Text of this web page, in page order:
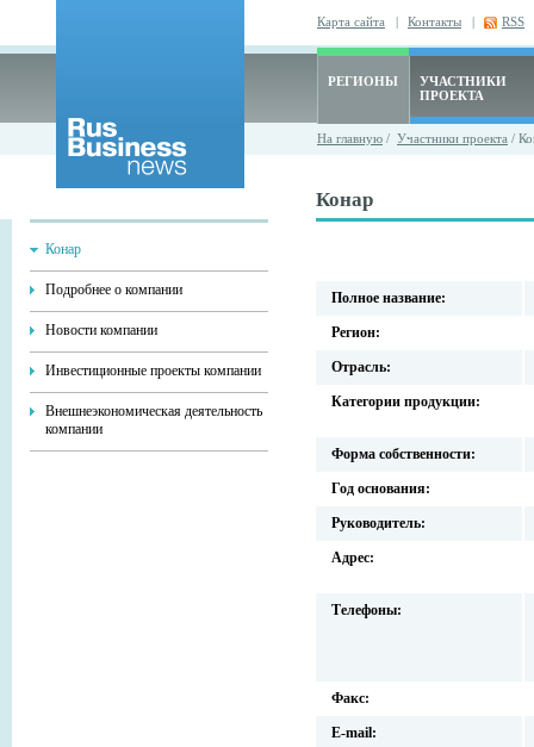
Карта сайта | Контакты | RSS
РЕГИОНЫ
УЧАСТНИКИ
ПРОЕКТА
На главную / Участники проекта /
Конар
Подробнее о компании
Новости компании
Инвестиционные проекты компании
Внешнеэкономическая деятельность
компании
Конар
Полное название:
Регион:
Отрасль:
Категории продукции:
Форма собственности:
Год основания:
Руководитель:
Адрес:
Телефоны:
Факс:
E-mail: